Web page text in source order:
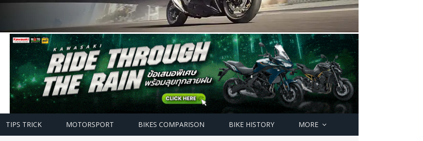
TIPS TRICK MOTORSPORT BIKES COMPARISON BIKE HISTORY MORE